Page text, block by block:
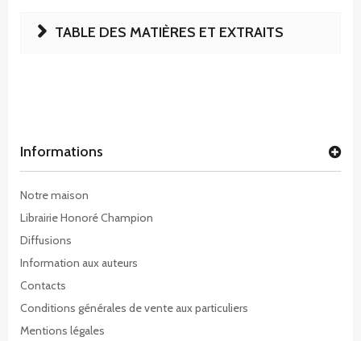
TABLE DES MATIÈRES ET EXTRAITS
Informations
Notre maison
Librairie Honoré Champion
Diffusions
Information aux auteurs
Contacts
Conditions générales de vente aux particuliers
Mentions légales